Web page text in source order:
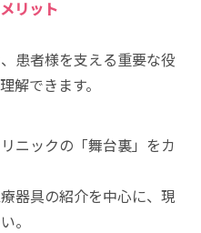
リット
患者様を支える重要な役
解できます。
ニックの「舞台裏」をカ
器具の紹介を中心に、現
。